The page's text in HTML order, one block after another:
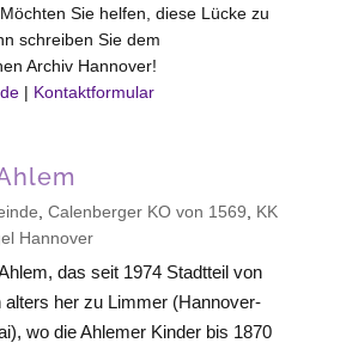
Sie helfen, diese Lücke zu
schreiben Sie dem
Archiv Hannover!
| Kontaktformular
Calenberger KO von 1569
KK
Hannover
das seit 1974 Stadtteil von
alters her zu Limmer (Hannover-
wo die Ahlemer Kinder bis 1870